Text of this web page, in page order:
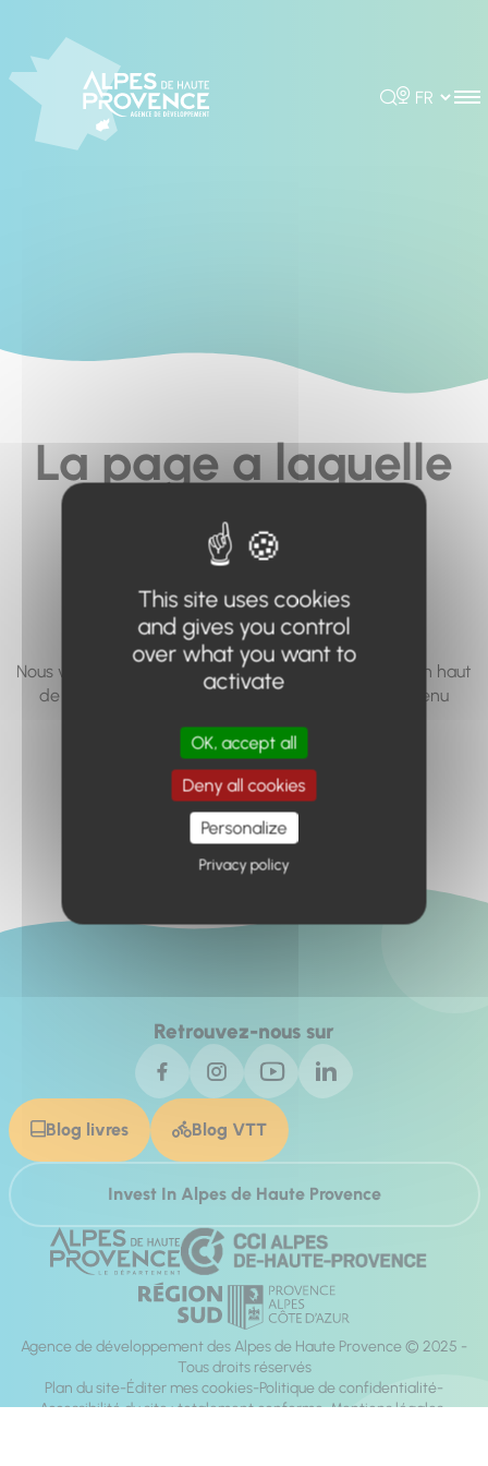
Rechercher
Choisir la
La page a laquelle
vous cherchez à
accéder n'existe
pas... ou plus.
Nous vous invitons à utiliser le moteur de recherche en haut
de page, ou à utiliser le menu pour trouver le contenu
Retour à l'accueil
Retrouvez-nous sur
Blog livres Blog VTT
Invest In Alpes de Haute Provence
Agence de développement des Alpes de Haute Provence © 2025 -
Tous droits réservés
Plan du site Éditer mes cookies Politique de confidentialité
Accessibilité du site : totalement conforme Mentions légales
This site uses cookies
and gives you control
over what you want to
activate
OK, accept all
Deny all cookies
Personalize
Privacy policy